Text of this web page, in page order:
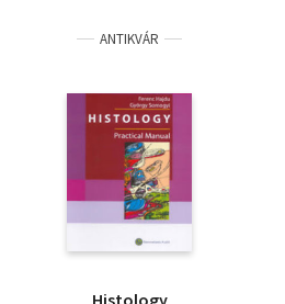
ANTIKVÁR